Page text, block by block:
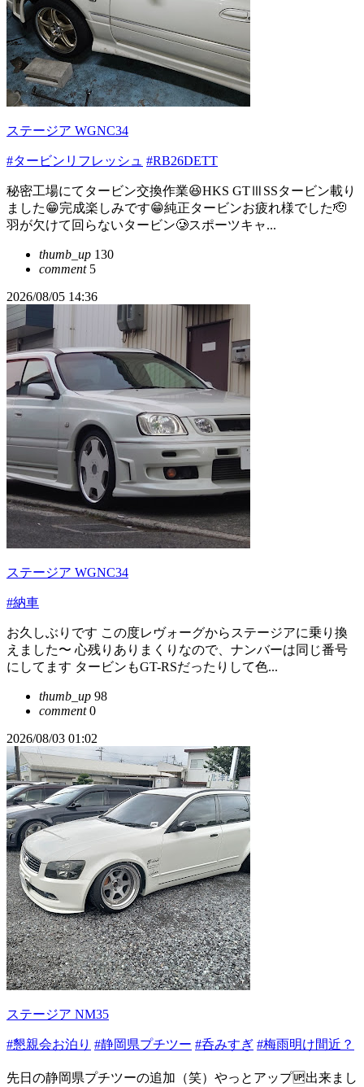
ステージア WGNC34
#タービンリフレッシュ #RB26DETT
秘密工場にてタービン交換作業😆HKS GTⅢSSタービン載り
ました😁完成楽しみです😁純正タービンお疲れ様でした🫡
羽が欠けて回らないタービン🥲スポーツキャ...
thumb_up 130
comment5
2026/08/05 14:36
ステージア WGNC34
#納車
お久しぶりです この度レヴォーグからステージアに乗り換
えました〜 心残りありまくりなので、ナンバーは同じ番号
にしてます タービンもGT-RSだったりして色...
thumb_up 98
comment0
2026/08/03 01:02
ステージア NM35
#懇親会お泊り #静岡県プチツー #呑みすぎ #梅雨明け間近？
先日の静岡県プチツーの追加（笑）やっとアップ🆙出来まし